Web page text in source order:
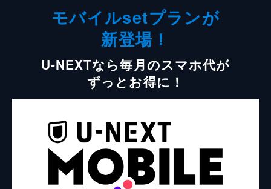
モバイルsetプランが
新登場！
U-NEXTなら毎月のスマホ代が
ずっとお得に！